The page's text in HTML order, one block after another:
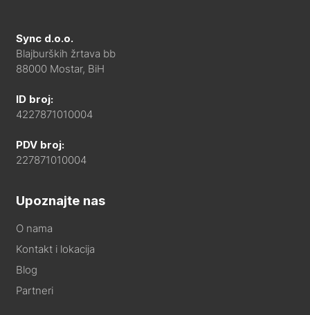
Sync d.o.o.
Blajburških žrtava bb
88000 Mostar, BiH
ID broj:
4227871010004
PDV broj:
227871010004
Upoznajte nas
O nama
Kontakt i lokacija
Blog
Partneri